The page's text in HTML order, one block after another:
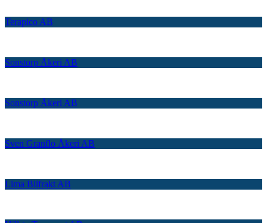
Terapico AB
Sonstorp Åkeri AB
Sonstorp Åkeri AB
Sven Granflo Åkeri AB
Lima Bilfrakt AB